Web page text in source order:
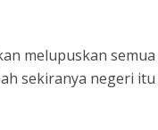
melupuskan semua
sekiranya negeri itu